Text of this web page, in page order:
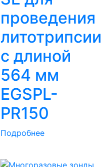
проведения
литотрипсии
с длиной
564 мм
EGSPL-
PR150
Подробнее